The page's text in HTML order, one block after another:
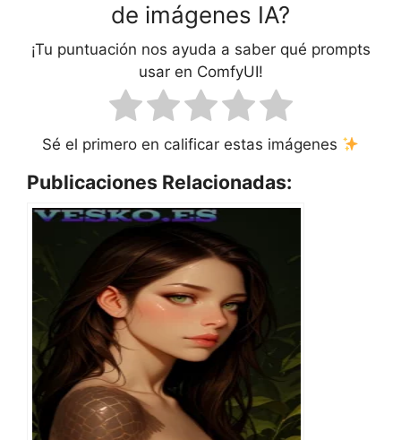
de imágenes IA?
¡Tu puntuación nos ayuda a saber qué prompts
usar en ComfyUI!
Sé el primero en calificar estas imágenes
Publicaciones Relacionadas: